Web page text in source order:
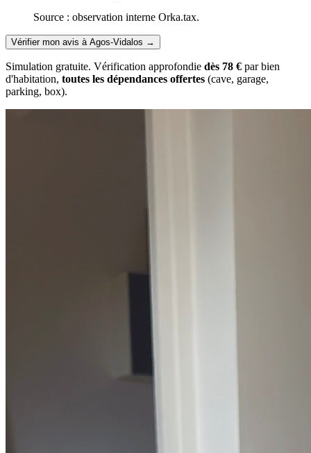
Source : observation interne Orka.tax.
Vérifier mon avis à Agos-Vidalos →
Simulation gratuite. Vérification approfondie dès 78 € par bien
d'habitation, toutes les dépendances offertes (cave, garage,
parking, box).